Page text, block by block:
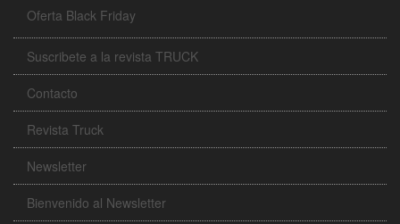
Oferta Black Friday
Suscribete a la revista TRUCK
Contacto
Revista Truck
Newsletter
Bienvenido al Newsletter